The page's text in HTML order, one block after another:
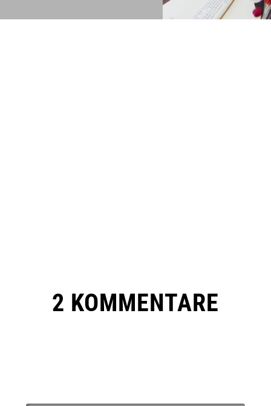
2 KOMMENTARE